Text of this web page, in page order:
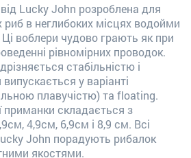
Lucky John розроблена для
в неглибоких місцях водойми
Ці воблери чудово грають як при
рівномірних проводок.
стабільністю і
у варіанті
плавучістю) та floating.
приманки складається з
4,9см, 6,9см і 8,9 см. Всі
John порадують рибалок
ими якостями.